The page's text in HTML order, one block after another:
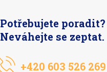
Potřebujete poradit?
Neváhejte se zeptat.
+420 603 526 269